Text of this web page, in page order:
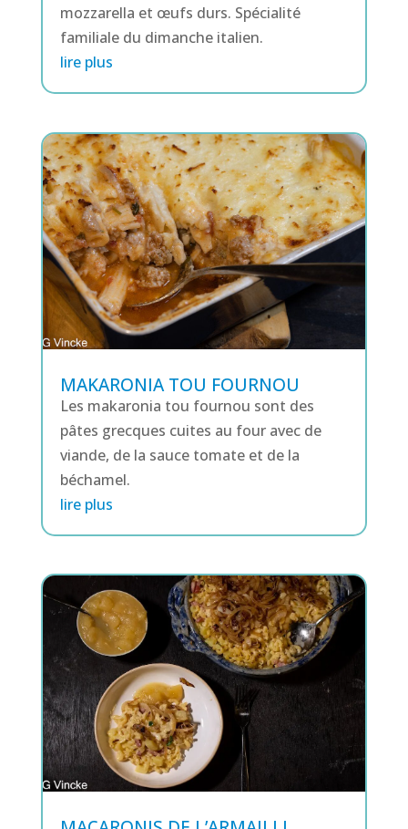
mozzarella et œufs durs. Spécialité
familiale du dimanche italien.
lire plus
MAKARONIA TOU FOURNOU
Les makaronia tou fournou sont des
pâtes grecques cuites au four avec de
viande, de la sauce tomate et de la
béchamel.
lire plus